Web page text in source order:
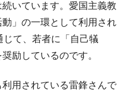
いています。愛国主義教
」の一環として利用され
て、若者に「自己犠
励しているのです。
用されている雷鋒さんで